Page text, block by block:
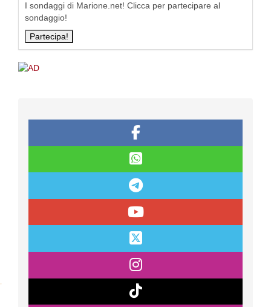
I sondaggi di Marione.net! Clicca per partecipare al
sondaggio!